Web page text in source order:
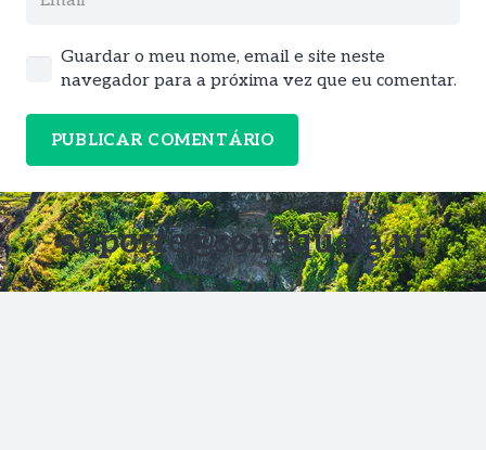
Guardar o meu nome, email e site neste
navegador para a próxima vez que eu comentar.
PUBLICAR COMENTÁRIO
suporte@sonaquela.pt